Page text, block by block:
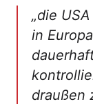
„die
in
draußen